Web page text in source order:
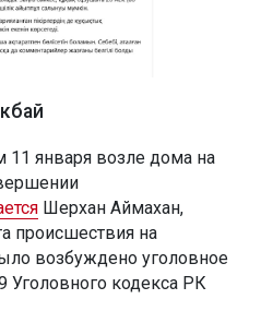
января возле дома на
Шерхан Аймахан,
происшествия на
возбуждено уголовное
Уголовного кодекса РК